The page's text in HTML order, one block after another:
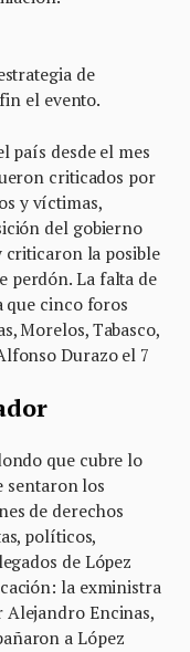
de
el evento.
país desde el mes
criticados por
y víctimas,
del gobierno
criticaron la posible
perdón. La falta de
que cinco foros
Morelos, Tabasco,
Durazo el 7
que cubre lo
sentaron los
de derechos
políticos,
de López
la exministra
Alejandro Encinas,
a López